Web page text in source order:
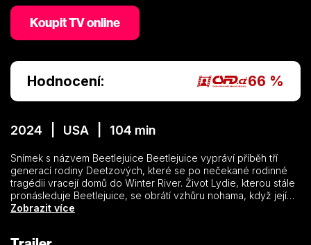
Koupit TV online
Hodnocení: 66 %
2024 | USA | 104 min
Snímek s názvem Beetlejuice Beetlejuice vypráví příběh tří
generací rodiny Deetzových, které se po nečekané rodinné
tragédii vracejí domů do Winter River. Život Lydie, kterou stále
pronásleduje Beetlejuice, se obrátí vzhůru nohama, když její
vzpurná dospívající dcera Astrid objeví na půdě tajemný model
Zobrazit více